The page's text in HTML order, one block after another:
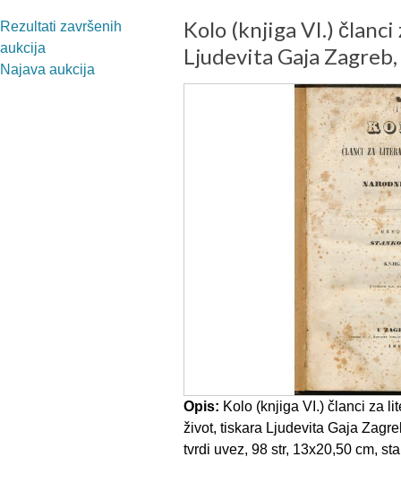
Rezultati završenih
aukcija
Najava aukcija
Kolo (knjiga VI.)
Ljudevita Gaja
Opis: Kolo (knjiga VI.) članci za
život, tiskara Ljudevita Gaja
tvrdi uvez, 98 str, 13x20,50 cm,